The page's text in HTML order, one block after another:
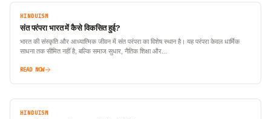
HINDUISM
संत परंपरा भारत में कैसे विकसित हुई?
भारत की संस्कृति और आध्यात्मिक जीवन में संत परंपरा का विशेष स्थान है। यह परंपरा केवल धार्मिक
साधना तक सीमित नहीं है, बल्कि समाज सुधार, नैतिक शिक्षा और…
READ NOW
HINDUISM